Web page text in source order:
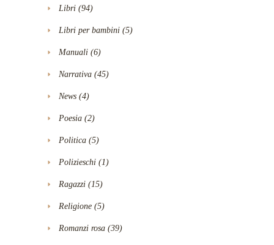
Libri (94)
Libri per bambini (5)
Manuali (6)
Narrativa (45)
News (4)
Poesia (2)
Politica (5)
Polizieschi (1)
Ragazzi (15)
Religione (5)
Romanzi rosa (39)